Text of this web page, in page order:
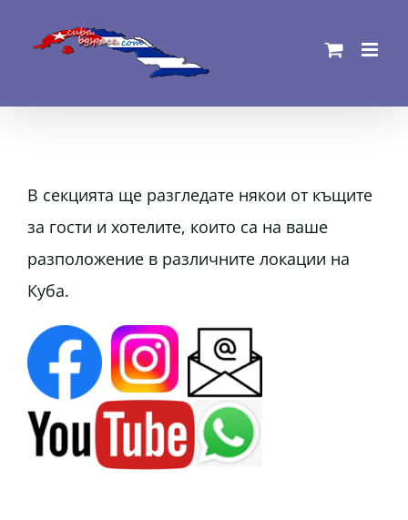
В секцията ще разгледате някои от къщите
за гости и хотелите, които са на ваше
разположение в различните локации на
Куба.